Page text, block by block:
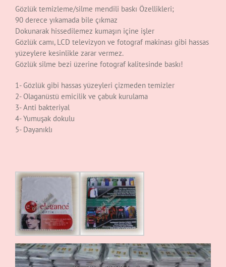
Gözlük temizleme/silme mendili baskı Özellikleri;
90 derece yıkamada bile çıkmaz
Dokunarak hissedilemez kumaşın içine işler
Gözlük camı, LCD televizyon ve fotograf makinası gibi hassas
yüzeylere kesinlikle zarar vermez.
Gözlük silme bezi üzerine fotograf kalitesinde baskı!
1- Gözlük gibi hassas yüzeyleri çizmeden temizler
2- Olaganüstü emicilik ve çabuk kurulama
3- Anti bakteriyal
4- Yumuşak dokulu
5- Dayanıklı